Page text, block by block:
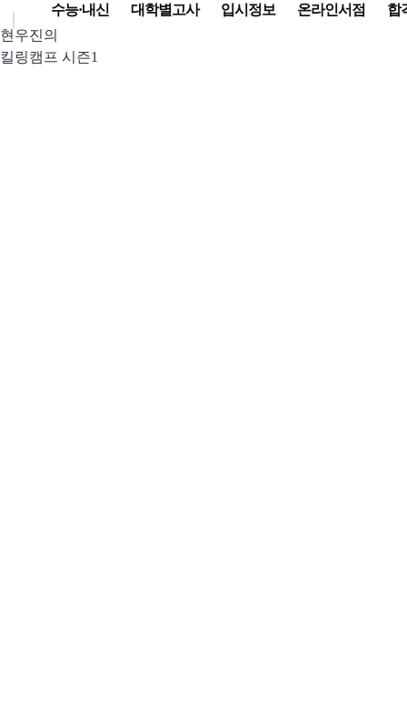
수능·내신 대학별고사 입시정보 온라인서점
합
현우진의
킬링캠프 시즌1